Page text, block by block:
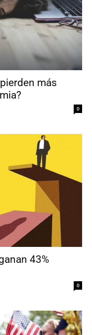
más
0
43%
0